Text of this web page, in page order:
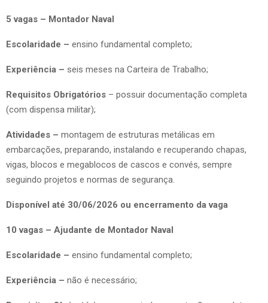
5 vagas – Montador Naval
Escolaridade – ensino fundamental completo;
Experiência – seis meses na Carteira de Trabalho;
Requisitos Obrigatórios – possuir documentação completa
(com dispensa militar);
Atividades – montagem de estruturas metálicas em
embarcações, preparando, instalando e recuperando chapas,
vigas, blocos e megablocos de cascos e convés, sempre
seguindo projetos e normas de segurança.
Disponível até 30/06/2026 ou encerramento da vaga
10 vagas – Ajudante de Montador Naval
Escolaridade – ensino fundamental completo;
Experiência – não é necessário;